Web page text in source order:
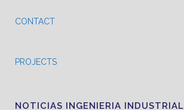
CONTACT
PROJECTS
NOTICIAS INGENIERIA INDUSTRIAL